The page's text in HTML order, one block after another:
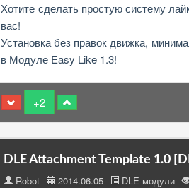
Хотите сделать простую систему
вас!
Установка без правок движка,
в Модуле Easy Like 1.3!
+2
DLE Attachment Template 1.0
Robot 2014.06.05 DLE модули